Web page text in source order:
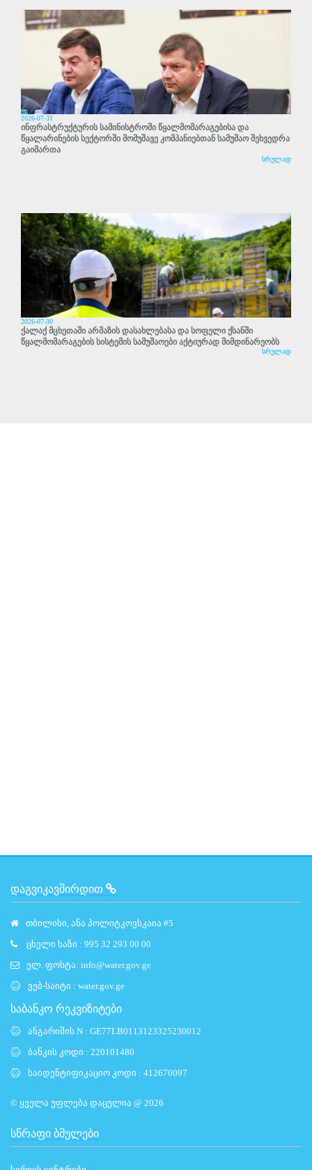
2026-07-31
ინფრასტრუქტურის სამინისტროში წყალმომარაგებისა და
წყალარინების სექტორში მომუშავე კომპანიებთან სამუშაო შეხვედრა
გაიმართა
სრულად
2026-07-30
ქალაქ მცხეთაში არმაზის დასახლებასა და სოფელი ქსანში
წყალმომარაგების სისტემის სამუშაოები აქტიურად მიმდინარეობს
სრულად
ᲓᲐᲒᲕᲘᲙᲐᲕᲨᲘᲠᲓᲘᲗ
თბილისი, ანა პოლიტკოვსკაია #5
ცხელი ხაზი : 995 32 293 00 00
ელ. ფოსტა: info@water.gov.ge
ვებ-საიტი : water.gov.ge
საბანკო რეკვიზიტები
ანგარიშის N : GE77LB0113123325230012
ბანკის კოდი : 220101480
საიდენტიფიკაციო კოდი : 412670097
© ყველა უფლება დაცულია @ 2026
ᲡᲬᲠᲐᲤᲘ ᲑᲛᲣᲚᲔᲑᲘ